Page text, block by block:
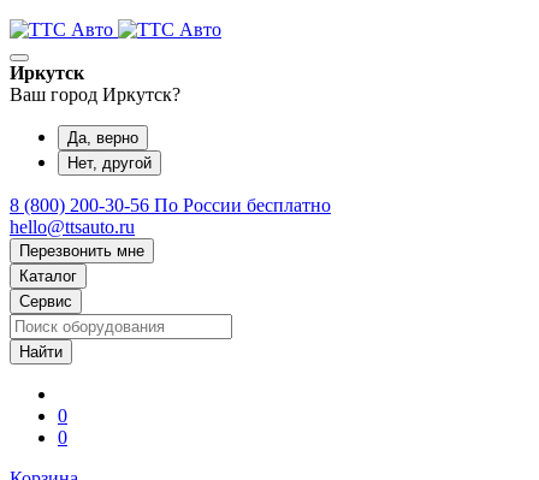
Иркутск
Ваш город Иркутск?
Да, верно
Нет, другой
8 (800) 200-30-56 По России бесплатно
hello@ttsauto.ru
Перезвонить мне
Каталог
Сервис
0
0